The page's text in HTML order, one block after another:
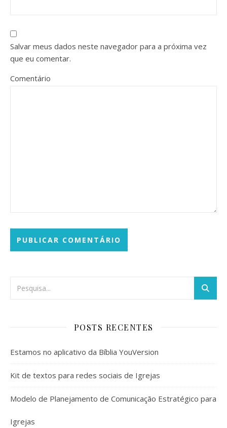
Salvar meus dados neste navegador para a próxima vez
que eu comentar.
Comentário
POSTS RECENTES
Estamos no aplicativo da Bíblia YouVersion
Kit de textos para redes sociais de Igrejas
Modelo de Planejamento de Comunicação Estratégico para
Igrejas